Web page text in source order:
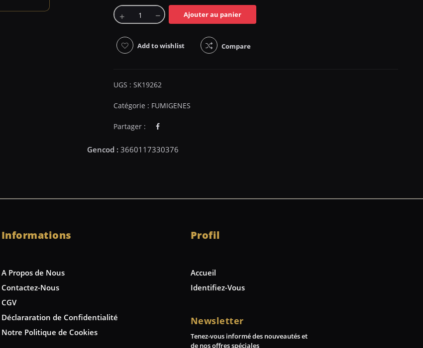
Ajouter au panier
Add to wishlist Compare
UGS : SK19262
Catégorie : FUMIGENES
Partager :
Informations
A Propos de Nous
Contactez-Nous
CGV
Déclararation de Confidentialité
Notre Politique de Cookies
Profil
Accueil
Identifiez-Vous
Newsletter
Tenez-vous informé des nouveautés et
de nos offres spéciales